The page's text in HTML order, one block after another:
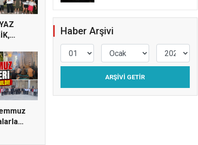
Haber Arşivi
ARŞIVI GETIR